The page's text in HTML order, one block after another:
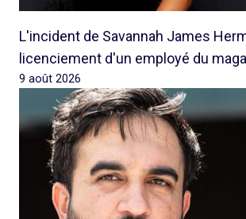
L'incident de Savannah James
licenciement d'un employé du
9 août 2026